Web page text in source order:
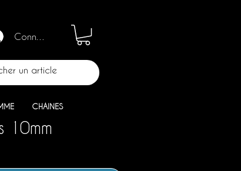
Connection
CHAINES
10mm